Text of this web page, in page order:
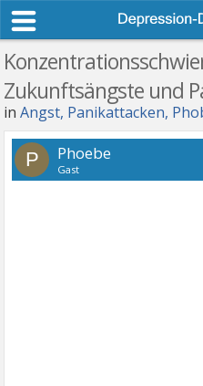
Zukunftsängste und
inAngst, Panikattacken,
P Phoebe
Gast